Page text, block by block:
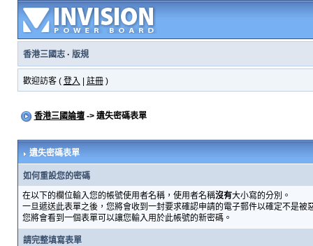
香港三國志· 版規
歡迎訪客 ( 登入 註冊)
香港三國論壇-> 遺失密碼表單
遺失密碼表單
如何重設您的密碼
在以下的欄位輸入您的帳號使用者名稱，使用者名稱沒有大小寫的分別。
一旦遞送此表單之後，您將會收到一封要求確認申請的電子郵件以確定不是
您將會看到一個表單可以讓您輸入用於此帳號的新密碼。
請完整填寫表單